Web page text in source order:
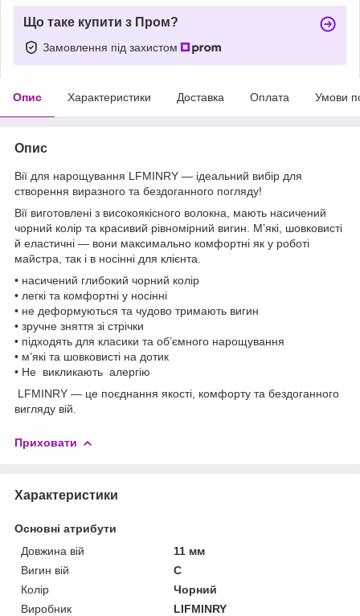
Що таке купити з Пром?
Замовлення під захистом
Опис Характеристики Доставка Оплата Умови
Опис
Вії для нарощування LFMINRY — ідеальний вибір для
створення виразного та бездоганного погляду!
Вії виготовлені з високоякісного волокна, мають насичений
чорний колір та красивий рівномірний вигин. М’які, шовковисті
й еластичні — вони максимально комфортні як у роботі
майстра, так і в носінні для клієнта.
• насичений глибокий чорний колір
• легкі та комфортні у носінні
• не деформуються та чудово тримають вигин
• зручне зняття зі стрічки
• підходять для класики та об’ємного нарощування
• м’які та шовковисті на дотик
• Не викликають алергію
LFMINRY — це поєднання якості, комфорту та бездоганного
вигляду вій.
Приховати
Характеристики
Основні атрибути
Довжина вій
11 мм
Вигин вій
C
Колір
Чорний
Виробник
LIFMINRY